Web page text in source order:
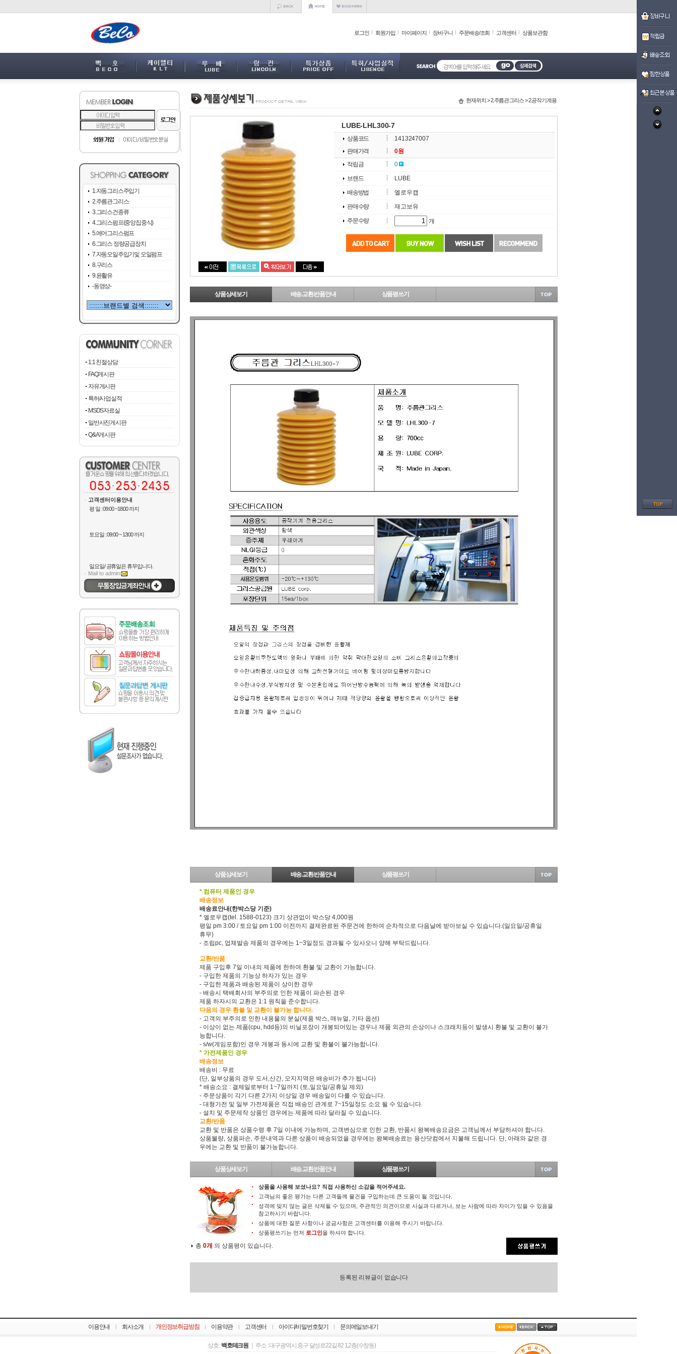
로그인 회원가입 마이페이지 장바구니 주문배송/조회 고객센터 상품보관함
1.자동그리스주입기
2.주름관그리스
3.그리스건종류
4.그리스펌프(중앙집중식)
5.에어그리스펌프
6.그리스 정량공급장치
7.자동오일주입기및 오일펌프
8.구리스
9.윤활유
-동영상-
1:1 친절상담
FAQ게시판
자유게시판
특허/사업실적
MSDS자료실
일반사진게시판
Q&A게시판
고객센터이용안내
평 일 : 09:00 ~18:00 까지
토요일 : 09:00 ~ 13:00 까지
일요일/ 공휴일은 휴무입니다.
Mail to admin
현재위치 >2.주름관그리스>2.공작기계용
LUBE-LHL300-7
상품코드
1413247007
판매가격
0원
적립금
0
브랜드
LUBE
배송방법
엘로우캡
판매수량
재고보유
주문수량
개
상품상세보기 배송.교환.반품안내 상품평쓰기
상품상세보기 배송.교환.반품안내 상품평쓰기
* 컴퓨터 제품인 경우
배송정보
배송료안내(한박스당 기준)
* 엘로우캡(tel. 1588-0123) 크기 상관없이 박스당 4,000원
평일 pm 3:00 / 토요일 pm 1:00 이전까지 결제완료된 주문건에 한하여 순차적으로 다음날에 받아보실 수 있습니다.(일요일/공휴일
휴무)
- 조립pc, 업체발송 제품의 경우에는 1~3일정도 경과될 수 있사오니 양해 부탁드립니다.
교환/반품
제품 구입후 7일 이내의 제품에 한하여 환불 및 교환이 가능합니다.
- 구입한 제품의 기능상 하자가 있는 경우
- 구입한 제품과 배송된 제품이 상이한 경우
- 배송시 택배회사의 부주의로 인한 제품이 파손된 경우
제품 하자시의 교환은 1:1 원칙을 준수합니다.
다음의 경우 환불 및 교환이 불가능 합니다.
- 고객의 부주의로 인한 내용물의 분실(제품 박스, 매뉴얼, 기타 옵션)
- 이상이 없는 제품(cpu, hdd등)의 비닐포장이 개봉되어있는 경우나 제품 외관의 손상이나 스크래치등이 발생시 환불 및 교환이 불가
능합니다.
- s/w(게임포함)인 경우 개봉과 동시에 교환 및 환불이 불가능합니다.
* 가전제품인 경우
배송정보
배송비 : 무료
(단, 일부상품의 경우 도서,산간, 오지지역은 배송비가 추가 됩니다)
* 배송소요 : 결제일로부터 1~7일까지 (토,일요일/공휴일 제외)
- 주문상품이 각기 다른 2가지 이상일 경우 배송일이 다를 수 있습니다.
- 대형가전 및 일부 가전제품은 직접 배송인 관계로 7~15일정도 소요 될 수 있습니다.
- 설치 및 주문제작 상품인 경우에는 제품에 따라 달라질 수 있습니다.
교환/반품
교환 및 반품은 상품수령 후 7일 이내에 가능하며, 고객변심으로 인한 교환, 반품시 왕복배송요금은 고객님께서 부담하셔야 합니다.
상품불량, 상품파손, 주문내역과 다른 상품이 배송되었을 경우에는 왕복배송료는 용산닷컴에서 지불해 드립니다. 단, 아래와 같은 경
우에는 교환 및 반품이 불가능합니다.
상품상세보기 배송.교환.반품안내 상품평쓰기
상품을 사용해 보셨나요? 직접 사용하신 소감을 적어주세요.
고객님의 좋은 평가는 다른 고객들께 물건을 구입하는데 큰 도움이 될 것입니다.
성격에 맞지 않는 글은 삭제될 수 있으며, 주관적인 의견이므로 사실과 다르거나, 보는 사람에 따라 차이가 있을 수 있음을
참고하시기 바랍니다.
상품에 대한 질문 사항이나 궁금사항은 고객센터를 이용해 주시기 바랍니다.
상품평쓰기는 먼저 로그인을 하셔야 합니다.
총 0개 의 상품평이 있습니다.
등록된 리뷰글이 없습니다
이용안내 회사소개 개인정보취급방침 이용약관 고객센터 아이디/비밀번호찾기 문의메일보내기
상호 : 백호테크원 ｜ 주소 : 대구광역시 중구 달성로22길 82 1,2층(수창동)